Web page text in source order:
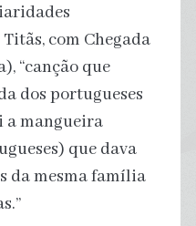
com Chegada
“canção que
dos portugueses
a mangueira
que dava
da mesma família